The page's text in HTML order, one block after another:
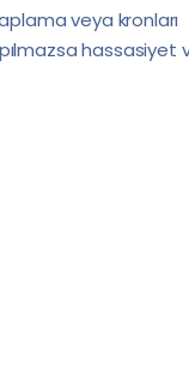
veya kronları
hassasiyet